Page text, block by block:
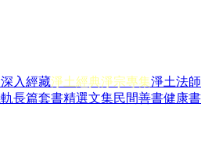
深入經藏淨土經典淨宗專集淨土法
長篇套書精選文集民間善書健康